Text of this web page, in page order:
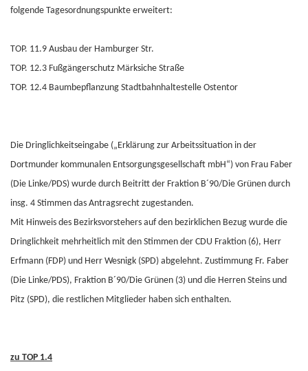
folgende Tagesordnungspunkte erweitert:
TOP. 11.9 Ausbau der Hamburger Str.
TOP. 12.3 Fußgängerschutz Märksiche Straße
TOP. 12.4 Baumbepflanzung Stadtbahnhaltestelle Ostentor
Die Dringlichkeitseingabe („Erklärung zur Arbeitssituation in der
Dortmunder kommunalen Entsorgungsgesellschaft mbH“) von Frau Faber
(Die Linke/PDS) wurde durch Beitritt der Fraktion B´90/Die Grünen durch
insg. 4 Stimmen das Antragsrecht zugestanden.
Mit Hinweis des Bezirksvorstehers auf den bezirklichen Bezug wurde die
Dringlichkeit mehrheitlich mit den Stimmen der CDU Fraktion (6), Herr
Erfmann (FDP) und Herr Wesnigk (SPD) abgelehnt. Zustimmung Fr. Faber
(Die Linke/PDS), Fraktion B´90/Die Grünen (3) und die Herren Steins und
Pitz (SPD), die restlichen Mitglieder haben sich enthalten.
zu TOP 1.4